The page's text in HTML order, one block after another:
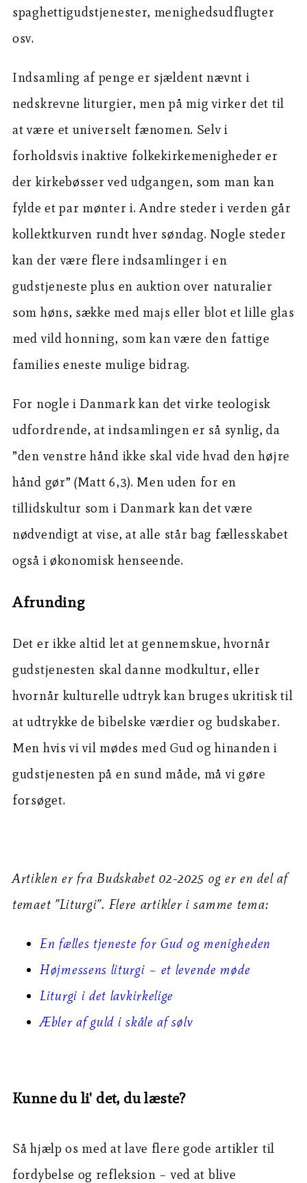
spaghettigudstjenester, menighedsudflugter
osv.
Indsamling af penge er sjældent nævnt i
nedskrevne liturgier, men på mig virker det til
at være et universelt fænomen. Selv i
forholdsvis inaktive folkekirkemenigheder er
der kirkebøsser ved udgangen, som man kan
fylde et par mønter i. Andre steder i verden går
kollektkurven rundt hver søndag. Nogle steder
kan der være flere indsamlinger i en
gudstjeneste plus en auktion over naturalier
som høns, sække med majs eller blot et lille glas
med vild honning, som kan være den fattige
families eneste mulige bidrag.
For nogle i Danmark kan det virke teologisk
udfordrende, at indsamlingen er så synlig, da
”den venstre hånd ikke skal vide hvad den højre
hånd gør” (Matt 6,3). Men uden for en
tillidskultur som i Danmark kan det være
nødvendigt at vise, at alle står bag fællesskabet
også i økonomisk henseende.
Afrunding
Det er ikke altid let at gennemskue, hvornår
gudstjenesten skal danne modkultur, eller
hvornår kulturelle udtryk kan bruges ukritisk til
at udtrykke de bibelske værdier og budskaber.
Men hvis vi vil mødes med Gud og hinanden i
gudstjenesten på en sund måde, må vi gøre
forsøget.
Artiklen er fra Budskabet 02-2025 og er en del af
temaet ”Liturgi”. Flere artikler i samme tema:
En fælles tjeneste for Gud og menigheden
Højmessens liturgi – et levende møde
Liturgi i det lavkirkelige
Æbler af guld i skåle af sølv
Kunne du li' det, du læste?
Så hjælp os med at lave flere gode artikler til
fordybelse og refleksion – ved at blive